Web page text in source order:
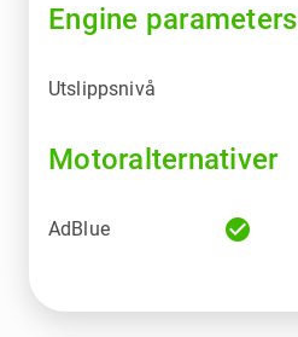
Engine parameters
Utslippsnivå
Motoralternativer
AdBlue check_circle